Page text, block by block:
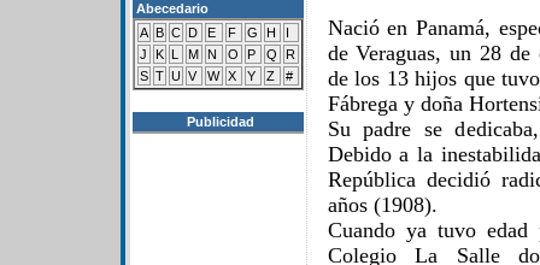
Abecedario
A B C D E F G H
I
J
K L M N O P Q
R
S T U V W X Y Z #
Publicidad
Nació en Panamá,
de Veraguas, un 28
de los 13 hijos que
Fábrega y doña
Su padre se
Debido a la
República decidió
años (1908).
Cuando ya tuvo edad
Colegio La Salle